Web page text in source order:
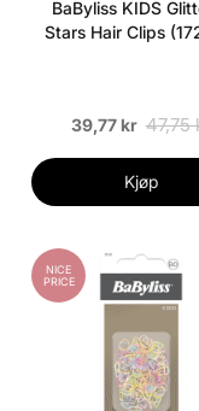
BaByliss KIDS
Stars Hair Clips
39,77 kr 47,75
Kjøp
NICE
PRICE